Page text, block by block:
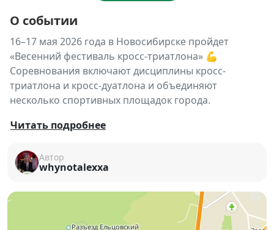
О событии
16–17 мая 2026 года в Новосибирске пройдет
«Весенний фестиваль кросс-триатлона» 💪
Соревнования включают дисциплины кросс-
триатлона и кросс-дуатлона и объединяют
несколько спортивных площадок города.
🏃‍♀️🚴‍♂️🏊‍♂️ Кросс-триатлон
велогонку и бег по пересечённой местности.
👟 Фестиваль объединяет спортсменов разных
возрастов и уровней подготовки, включая детские
забеги и взрослые старты, создавая атмосферу
массового спортивного праздника.
Читать подробнее
Автор
whynotalexxa